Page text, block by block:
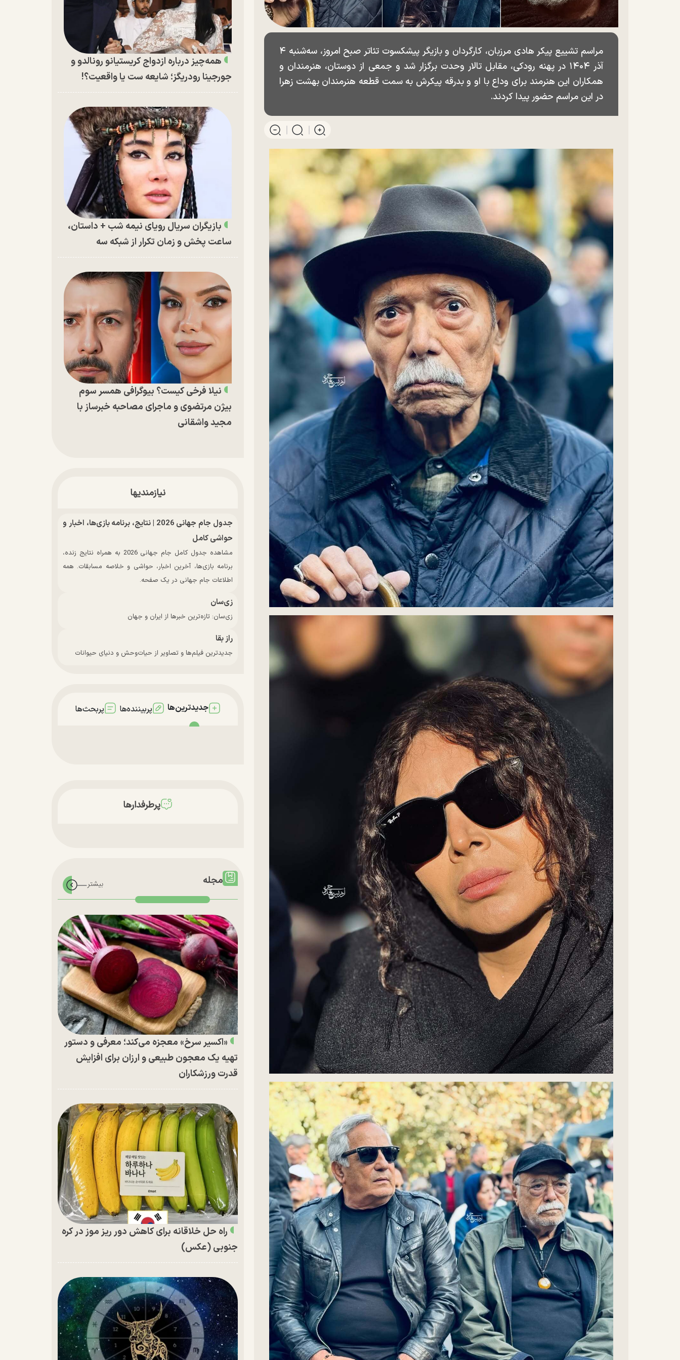
مراسم تشییع پیکر هادی مرزبان، کارگردان و بازیگر پیشکسوت تئاتر صبح امروز، سه‌شنبه ۴
آذر ۱۴۰۴ در پهنه رودکی، مقابل تالار وحدت برگزار شد و جمعی از دوستان، هنرمندان و
همکاران این هنرمند برای وداع با او و بدرقه پیکرش به سمت قطعه هنرمندان بهشت زهرا
در این مراسم حضور پیدا کردند.
همه‌چیز درباره ازدواج کریستیانو رونالدو و
جورجینا رودریگز؛ شایعه ست یا واقعیت؟!
بازیگران سریال رویای نیمه شب + داستان،
ساعت پخش و زمان تکرار از شبکه سه
نیلا فرخی کیست؟ بیوگرافی همسر سوم
بیژن مرتضوی و ماجرای مصاحبه خبرساز با
مجید واشقانی
نیازمندیها
جدول جام جهانی 2026 | نتایج، برنامه بازی‌ها، اخبار و
حواشی کامل
مشاهده جدول کامل جام جهانی 2026 به همراه نتایج زنده،
برنامه بازی‌ها، آخرین اخبار، حواشی و خلاصه مسابقات. همه
اطلاعات جام جهانی در یک صفحه.
زی‌سان
زی‌سان: تازه‌ترین خبرها از ایران و جهان
راز بقا
جدیدترین فیلم‌ها و تصاویر از حیات‌وحش و دنیای حیوانات
جدیدترین‌ها پربیننده‌ها پربحث‌ها
پرطرفدارها
مجله
«اکسیر سرخ» معجزه می‌کند؛ معرفی و دستور
تهیه یک معجون طبیعی و ارزان برای افزایش
قدرت ورزشکاران
راه حل خلاقانه برای کاهش دور ریز موز در کره
جنوبی (عکس)